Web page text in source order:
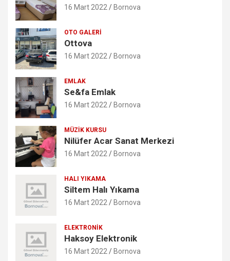
16 Mart 2022 Bornova
OTO GALERI
Ottova
16 Mart 2022 Bornova
EMLAK
Se&fa Emlak
16 Mart 2022 Bornova
MÜZIK KURSU
Nilüfer Acar Sanat Merkezi
16 Mart 2022 Bornova
HALI YIKAMA
Siltem Halı Yıkama
16 Mart 2022 Bornova
ELEKTRONIK
Haksoy Elektronik
16 Mart 2022 Bornova